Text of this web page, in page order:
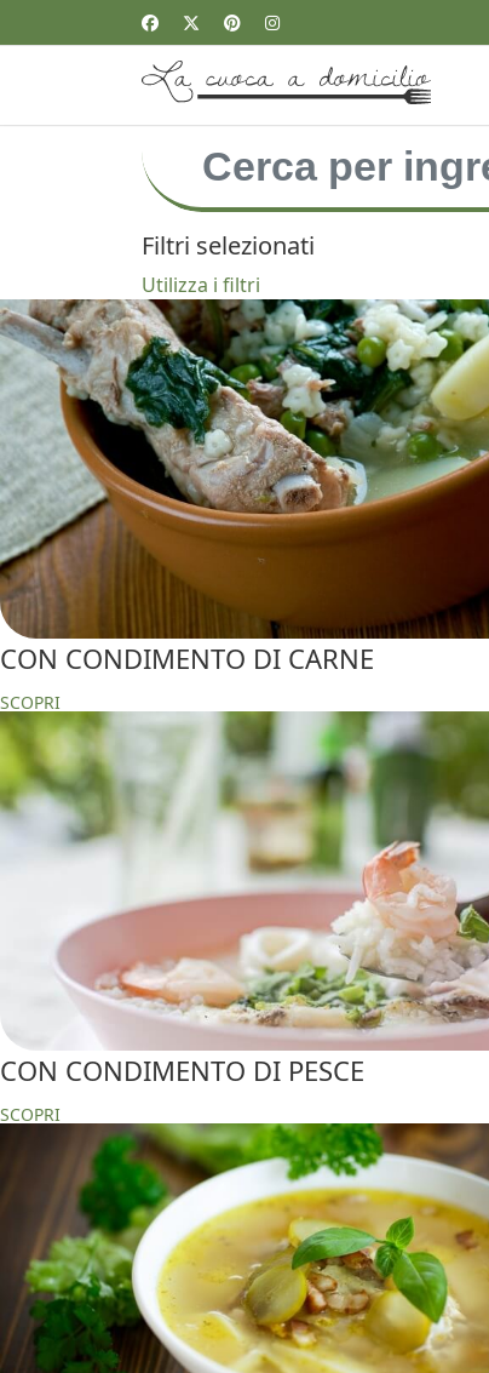
Filtri selezionati
Utilizza i filtri
CON CONDIMENTO DI CARNE
SCOPRI
CON CONDIMENTO DI PESCE
SCOPRI